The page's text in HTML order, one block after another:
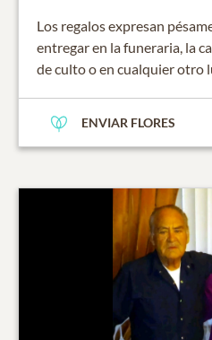
Los regalos expresan
entregar en la funeraria, la
de culto o en cualquier otro
ENVIAR FLORES